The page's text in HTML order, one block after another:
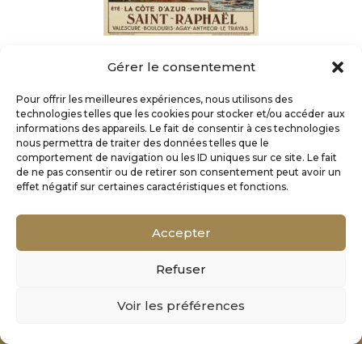
Gérer le consentement
Pour offrir les meilleures expériences, nous utilisons des
technologies telles que les cookies pour stocker et/ou accéder aux
informations des appareils. Le fait de consentir à ces technologies
nous permettra de traiter des données telles que le
comportement de navigation ou les ID uniques sur ce site. Le fait
de ne pas consentir ou de retirer son consentement peut avoir un
effet négatif sur certaines caractéristiques et fonctions.
Accepter
Refuser
Voir les préférences
Mentions Légales